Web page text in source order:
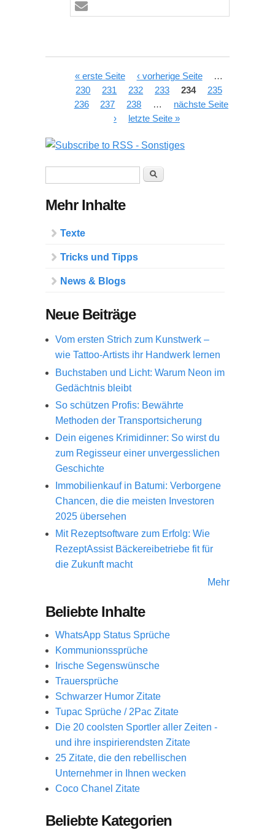
Seiten« erste Seite ‹ vorherige Seite
…
230
231 232 233 234
235
236
237 238 …
nächste Seite
›
letzte Seite »
Suche
Mehr Inhalte
Texte
Tricks und Tipps
News & Blogs
Neue Beiträge
Vom ersten Strich zum Kunstwerk –
wie Tattoo-Artists ihr Handwerk lernen
Buchstaben und Licht: Warum Neon im
Gedächtnis bleibt
So schützen Profis: Bewährte
Methoden der Transportsicherung
Dein eigenes Krimidinner: So wirst du
zum Regisseur einer unvergesslichen
Geschichte
Immobilienkauf in Batumi: Verborgene
Chancen, die die meisten Investoren
2025 übersehen
Mit Rezeptsoftware zum Erfolg: Wie
RezeptAssist Bäckereibetriebe fit für
die Zukunft macht
Mehr
Beliebte Inhalte
WhatsApp Status Sprüche
Kommunionssprüche
Irische Segenswünsche
Trauersprüche
Schwarzer Humor Zitate
Tupac Sprüche / 2Pac Zitate
Die 20 coolsten Sportler aller Zeiten -
und ihre inspirierendsten Zitate
25 Zitate, die den rebellischen
Unternehmer in Ihnen wecken
Coco Chanel Zitate
Beliebte Kategorien